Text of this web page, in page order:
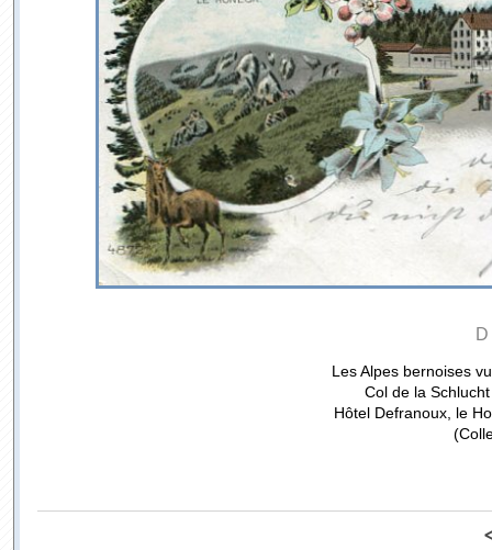
Les Alpes bernoises
Col de la
Hôtel Defranoux, le